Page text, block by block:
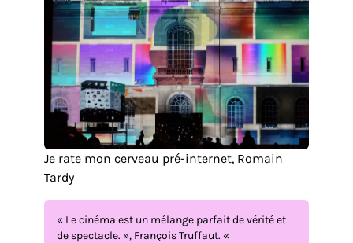
Je rate mon cerveau pré-internet, Romain
Tardy
« Le cinéma est un mélange parfait de vérité et
de spectacle. », François Truffaut. «